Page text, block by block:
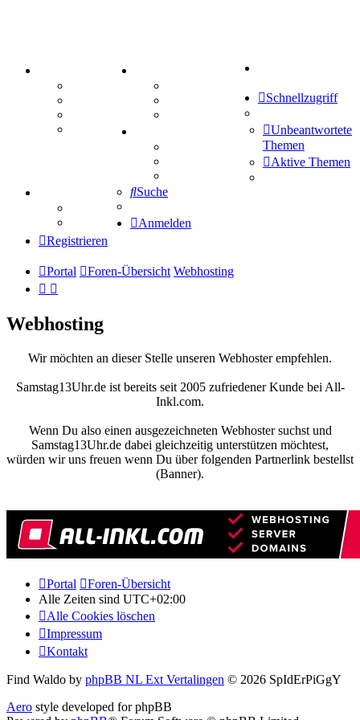
Mastodon
Treffenübersicht
Zitatesammlung
Schiffe versenken
Tipprunde
Comunio
Schnellzugriff
Unbeantwortete
Themen
Aktive Themen
Suche
Anmelden
Registrieren
Portal Foren-Übersicht Webhosting
Webhosting
Wir möchten an dieser Stelle unseren Webhoster empfehlen.
Samstag13Uhr.de ist bereits seit 2005 zufriedener Kunde bei All-
Inkl.com.
Wenn Du also einen ausgezeichneten Webhoster suchst und
Samstag13Uhr.de dabei gleichzeitig unterstützen möchtest,
würden wir uns freuen wenn Du über folgenden Partnerlink bestellst
(Banner).
Portal
Foren-Übersicht
Alle Zeiten sind UTC+02:00
Alle Cookies löschen
Impressum
Kontakt
Find Waldo by phpBB NL Ext Vertalingen © 2026 SpIdErPiGgY
Aero style developed for phpBB